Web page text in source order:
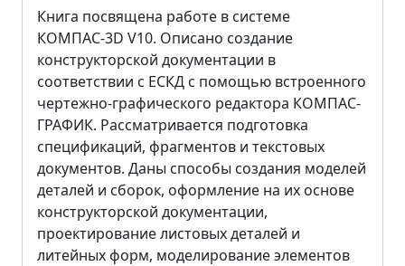
Книга посвящена работе в системе
КОМПАС-3D V10. Описано создание
конструкторской документации в
соответствии с ЕСКД с помощью встроенного
чертежно-графического редактора КОМПАС-
ГРАФИК. Рассматривается подготовка
спецификаций, фрагментов и текстовых
документов. Даны способы создания моделей
деталей и сборок, оформление на их основе
конструкторской документации,
проектирование листовых деталей и
литейных форм, моделирование элементов